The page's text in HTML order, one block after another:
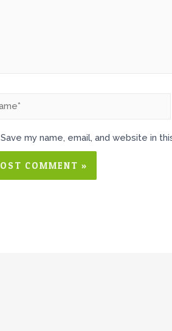
Save my name, email, and website in